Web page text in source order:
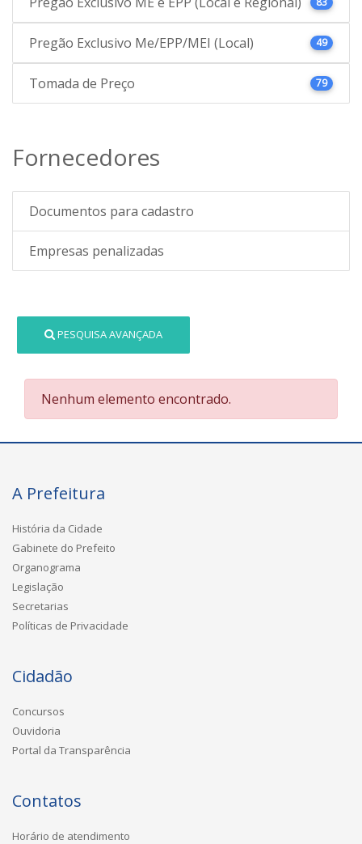
Pregão Exclusivo Me/EPP/MEI (Local) 49
Tomada de Preço 79
Fornecedores
Documentos para cadastro
Empresas penalizadas
PESQUISA AVANÇADA
Nenhum elemento encontrado.
A Prefeitura
História da Cidade
Gabinete do Prefeito
Organograma
Legislação
Secretarias
Políticas de Privacidade
Cidadão
Concursos
Ouvidoria
Portal da Transparência
Contatos
Horário de atendimento